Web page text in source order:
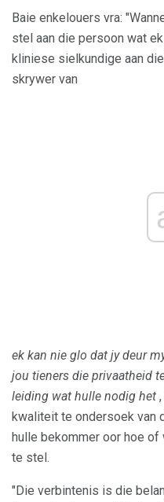
Baie enkelouers vra:
stel aan die persoon wat
kliniese sielkundige aan
skrywer van
ek kan nie glo dat jy deur
jou tieners die privaatheid
leiding wat hulle nodig het
kwaliteit te ondersoek van
hulle bekommer oor hoe
te stel.
"Die verbintenis is die